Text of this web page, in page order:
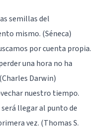
semillas del
mismo. (Séneca)
por cuenta propia.
una hora no ha
Darwin)
nuestro tiempo.
llegar al punto de
vez. (Thomas S.